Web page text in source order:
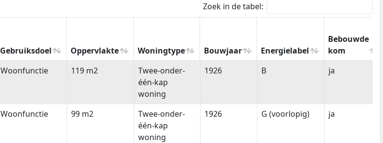
Zoek in de tabel:
Gebruiksdoel Oppervlakte Woningtype Bouwjaar Energielabel
Bebouwde
kom
Gebruiksdoel Oppervlakte Woningtype Bouwjaar Energielabel
Bebouwde
kom
Woonfunctie 119 m2
Twee-onder-
één-kap
woning
1926 B ja
Woonfunctie 99 m2
Twee-onder-
één-kap
woning
1926 G (voorlopig) ja